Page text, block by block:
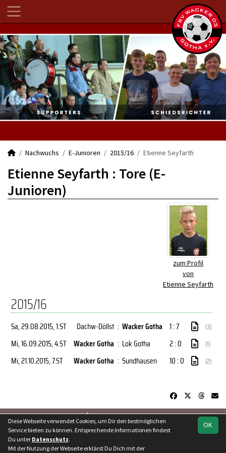
Nachwuchs E-Junioren 2015/16 Etienne Seyfarth
Etienne Seyfarth : Tore (E-
Junioren)
zum Profil
von
Etienne Seyfarth
2015/16
Sa, 29.08.2015, 1.ST Dachw-Döllst : Wacker Gotha 1 : 7 (3)
Mi, 16.09.2015, 4.ST Wacker Gotha : Lok Gotha 2 : 0 (1)
Mi, 21.10.2015, 7.ST Wacker Gotha : Sundhausen 10 : 0 (2)
soccero.de
Besucherstatistik
OK
Diese Webseite verwendet Cookies, um Dir den bestmöglichen
Service bieten zu können. Entsprechende Informationen findest
Du unter Datenschutz.
Mit der Nutzung der Webseite erklärst Du Dich mit der